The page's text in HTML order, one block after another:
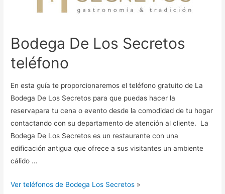
Bodega De Los Secretos
teléfono
En esta guía te proporcionaremos el teléfono gratuito de La
Bodega De Los Secretos para que puedas hacer la
reservapara tu cena o evento desde la comodidad de tu hogar
contactando con su departamento de atención al cliente. La
Bodega De Los Secretos es un restaurante con una
edificación antigua que ofrece a sus visitantes un ambiente
cálido …
Ver teléfonos de Bodega Los Secretos »